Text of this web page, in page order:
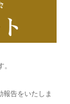
。
報告をいたしま